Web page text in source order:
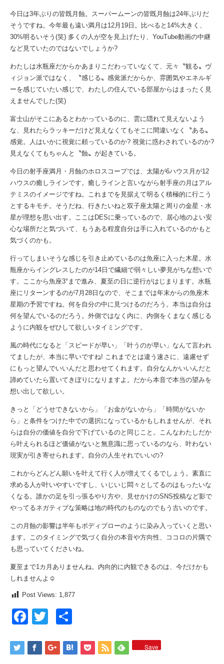
今日は3年ぶりの皆既月蝕。スーパームーンの皆既月蝕は24年ぶりだ
そうですね。今年最も遠い満月は12月19日。比べると14%大きく、
30%明るいそう(笑) 多くの人が空を見上げたり、YouTube動画の中継
など見ていたのではないでしょうか?
わたしは水瓶座だからかあまりこだわっていなくて、元々〝観る〟ヴ
ィジョン派ではなく、〝感じる〟感覚派だからか、雰囲気やエネルギ
ーを感じていたい感じで、わたしの住んでいる部屋からはまったく見
えませんでした(笑)
富士山がそこにあるとわかっているのに、雲に隠れて見えないよう
な、見れたらラッキーだけど見えなくてもそこに間違いなく〝ある〟
感覚。人はいかに視覚に頼っているのか? 視覚に惑わされているのか?
見えなくてもちゃんと〝蝕〟が起きている。
今日の射手座満月・月蝕のホロスコープでは、太陽が6ハウス月が12
ハウスの癒しラインです。癒しラインと言いながら射手座の月はアル
テミスのイメージですね。これまでを見据えて明るく積極的に行こう
とするキモチ。そうだね、行きたいねと双子座太陽と周りの金星・水
星が理想を思い出す。ここはDESに乗っているので、居心地のよい安
心な場所だと気づいて、もうある程度自分は手に入れているのかもと
気づくのかも。
行ってしまいそうな感じを引き止めているのは魚座に入った木星。水
瓶座からイングレスしたのが14日で繊細で弱々しい夢見がちな想いで
す。ここから魚座3°まで進み、夏至の日に逆行がはじまります。水瓶
座にリターンするのが7月28日なので、そこまでは年末からの魚座木
星期の予習ですね。何を自分の中に見つけるのだろう。本当は自分は
何を望んでいるのだろう。外側ではなく内に、内側をくまなく感じる
ように内観をぜひして欲しいタイミングです。
風の時代になると「スピードが早い」「叶うのが早い」なんて言われ
てましたが、本当に早いですね! これまでとは違う速さに、遠慮せず
にもっと望んでいいんだと思わせてくれます。自分なんかいいんだと
諦めていたら置いてきぼりになりますよ。だから本音で本当の望みを
想い出して欲しい。
きっと「どうせできないから」「お金がないから」「時間がないか
ら」と条件をつけた中での選択になっているかもしれませんが、それ
らは自分の価値を自分で下げているのと同じこと。こんなわたしだか
ら叶えられるほど価値がないと無意識に思っているのなら、叶わない
現実が引き寄せられます。自分の人生それでいいの?
これからどんどん願いを叶えて行く人が増えてくるでしょう。素直に
求める人が叶いやすいですし、いじいじ悶々としてるのはもったいな
くなる。誰かの足を引っ張るやり方や、見せかけのSNS投稿など影で
やってるネガティブな策略は地の時代のものなのでもう古いのです。
この月蝕の影響は半年もボディブローのように染み入っていくと思い
ます。このタイミングで気づく自分の本音や方向性、ココロの片隅で
も思っていてくださいね。
夏至まで1カ月ありませんね。内向的に内観できるのは、今だけかも
しれませんよ☺️
Post Views: 1,877
Facebook
Twitter
Save